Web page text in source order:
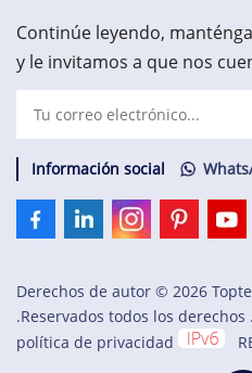
Continúe leyendo,
y le invitamos a que nos
Información social
Derechos de autor © 2026
.Reservados todos los derechos .
política de privacidad